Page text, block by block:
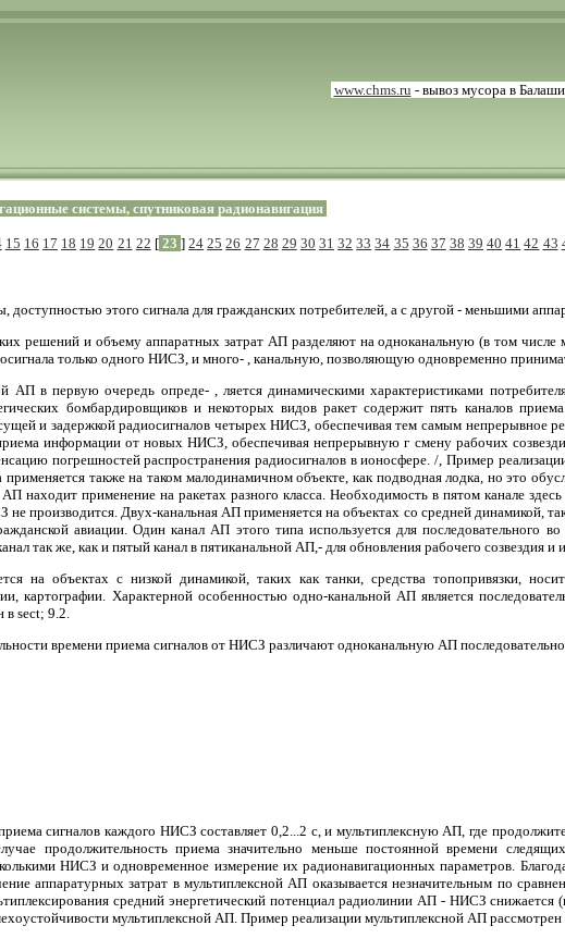
www.chms.ru - вывоз мусора в
системы, спутниковая радионавигация
15 16 17 18 19 20 21 22 [ 23 ]24 25 26 27 28 29 30 31 32 33 34 35 36 37 38 39 40 41 42 43
доступностью этого сигнала для гражданских потребителей, а с другой - меньшими
решений и объему аппаратных затрат АП разделяют на одноканальную (в том
только одного НИСЗ, и много- , канальную, позволяющую одновременно
АП в первую очередь опреде- , ляется динамическими характеристиками
бомбардировщиков и некоторых видов ракет содержит пять каналов
и задержкой радиосигналов четырех НИСЗ, обеспечивая тем самым непрерывное
информации от новых НИСЗ, обеспечивая непрерывную г смену рабочих
погрешностей распространения радиосигналов в ионосфере. /, Пример
применяется также на таком малодинамичном объекте, как подводная лодка, но это
находит применение на ракетах разного класса. Необходимость в пятом канале
не производится. Двух-канальная АП применяется на объектах со средней динамикой,
авиации. Один канал АП этого типа используется для последовательного
так же, как и пятый канал в пятиканальной АП,- для обновления рабочего созвездия и
на объектах с низкой динамикой, таких как танки, средства топопривязки,
картографии. Характерной особенностью одно-канальной АП является
в sect; 9.2.
времени приема сигналов от НИСЗ различают одноканальную АП
сигналов каждого НИСЗ составляет 0,2...2 с, и мультиплексную АП, где
продолжительность приема значительно меньше постоянной времени
НИСЗ и одновременное измерение их радионавигационных параметров.
аппаратурных затрат в мультиплексной АП оказывается незначительным по
средний энергетический потенциал радиолинии АП - НИСЗ
мультиплексной АП. Пример реализации мультиплексной АП рассмотрен